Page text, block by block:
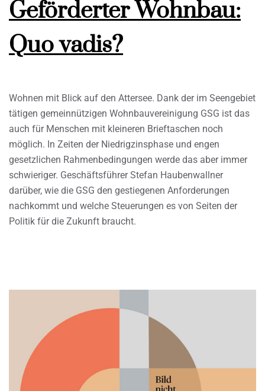
Geförderter Wohnbau:
Quo vadis?
Wohnen mit Blick auf den Attersee. Dank der im Seengebiet
tätigen gemeinnützigen Wohnbauvereinigung GSG ist das
auch für Menschen mit kleineren Brieftaschen noch
möglich. In Zeiten der Niedrigzinsphase und engen
gesetzlichen Rahmenbedingungen werde das aber immer
schwieriger. Geschäftsführer Stefan Haubenwallner
darüber, wie die GSG den gestiegenen Anforderungen
nachkommt und welche Steuerungen es von Seiten der
Politik für die Zukunft braucht.